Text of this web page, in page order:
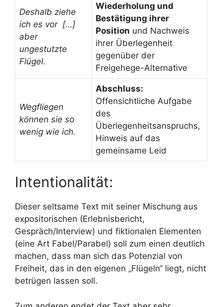
Deshalb ziehe
ich es vor […]
aber
ungestutzte
Flügel.
Wiederholung und
Bestätigung ihrer
Position und Nachweis
ihrer Überlegenheit
gegenüber der
Freigehege-Alternative
Wegfliegen
können sie so
wenig wie ich.
Abschluss:
Offensichtliche Aufgabe
des
Überlegenheitsanspruchs,
Hinweis auf das
gemeinsame Leid
Intentionalität:
Dieser seltsame Text mit seiner Mischung aus
expositorischen (Erlebnisbericht,
Gespräch/Interview) und fiktionalen Elementen
(eine Art Fabel/Parabel) soll zum einen deutlich
machen, dass man sich das Potenzial von
Freiheit, das in den eigenen „Flügeln“ liegt, nicht
betrügen lassen soll.